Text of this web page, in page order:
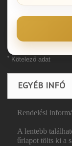
* Kötelező adat
EGYÉB INFÓ
Rendelési
A lentebb
űrlapot tölts ki a